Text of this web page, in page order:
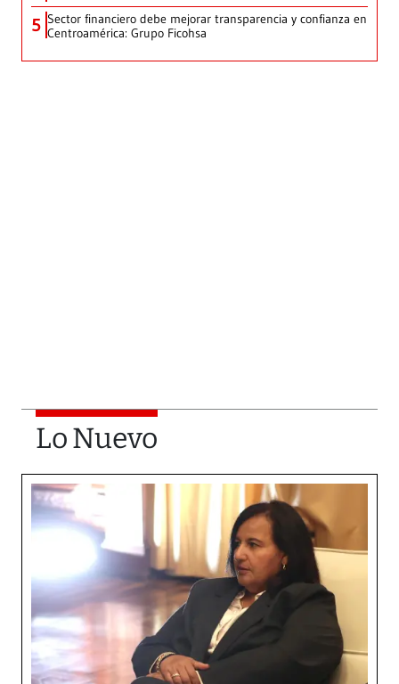
5 Sector financiero debe mejorar transparencia y confianza en
Centroamérica: Grupo Ficohsa
Lo Nuevo